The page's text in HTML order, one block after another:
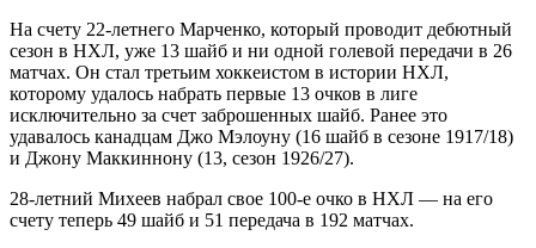
На счету 22-летнего Марченко, который проводит дебютный
сезон в НХЛ, уже 13 шайб и ни одной голевой передачи в 26
матчах. Он стал третьим хоккеистом в истории НХЛ,
которому удалось набрать первые 13 очков в лиге
исключительно за счет заброшенных шайб. Ранее это
удавалось канадцам Джо Мэлоуну (16 шайб в сезоне 1917/18)
и Джону Маккиннону (13, сезон 1926/27).
28-летний Михеев набрал свое 100-е очко в НХЛ — на его
счету теперь 49 шайб и 51 передача в 192 матчах.